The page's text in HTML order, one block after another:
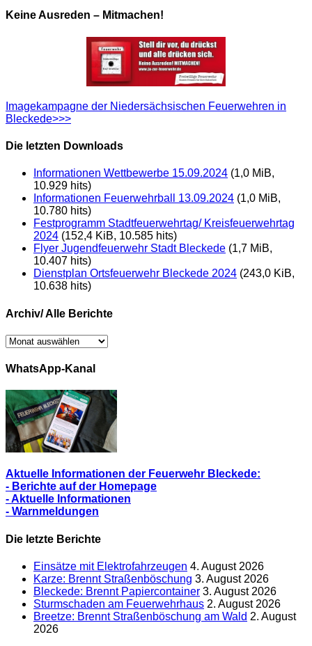
Keine Ausreden – Mitmachen!
Imagekampagne der Niedersächsischen Feuerwehren in
Bleckede>>>
Die letzten Downloads
Informationen Wettbewerbe 15.09.2024 (1,0 MiB,
10.929 hits)
Informationen Feuerwehrball 13.09.2024 (1,0 MiB,
10.780 hits)
Festprogramm Stadtfeuerwehrtag/ Kreisfeuerwehrtag
2024 (152,4 KiB, 10.585 hits)
Flyer Jugendfeuerwehr Stadt Bleckede (1,7 MiB,
10.407 hits)
Dienstplan Ortsfeuerwehr Bleckede 2024 (243,0 KiB,
10.638 hits)
Archiv/ Alle Berichte
Archiv/
Berichte
WhatsApp-Kanal
Aktuelle Informationen der Feuerwehr Bleckede:
- Berichte auf der Homepage
- Aktuelle Informationen
- Warnmeldungen
Die letzte Berichte
Einsätze mit Elektrofahrzeugen 4. August 2026
Karze: Brennt Straßenböschung 3. August 2026
Bleckede: Brennt Papiercontainer 3. August 2026
Sturmschaden am Feuerwehrhaus 2. August 2026
Breetze: Brennt Straßenböschung am Wald 2. August
2026